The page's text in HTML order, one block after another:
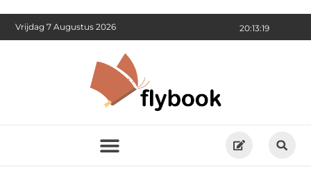
20:13:20
Vrijdag 7 Augustus 2026